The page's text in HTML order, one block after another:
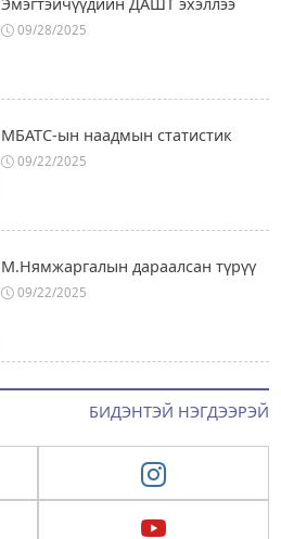
09/28/2025
МБАТС-ын наадмын статистик
09/22/2025
М.Нямжаргалын дараалсан түрүү
09/22/2025
БИДЭНТЭЙ НЭГДЭЭРЭЙ